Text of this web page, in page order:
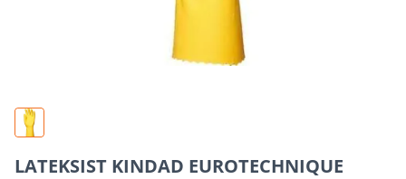
LATEKSIST KINDAD EUROTECHNIQUE